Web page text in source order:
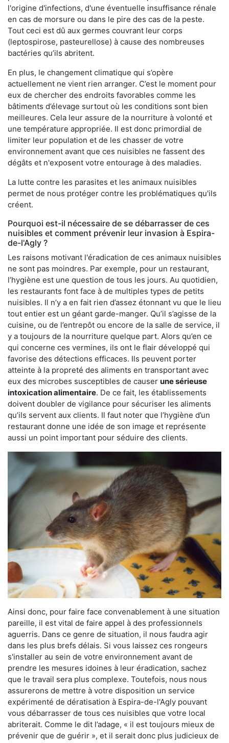
l'origine d'infections, d'une éventuelle insuffisance rénale
en cas de morsure ou dans le pire des cas de la peste.
Tout ceci est dû aux germes couvrant leur corps
(leptospirose, pasteurellose) à cause des nombreuses
bactéries qu’ils abritent.
En plus, le changement climatique qui s’opère
actuellement ne vient rien arranger. C’est le moment pour
eux de chercher des endroits favorables comme les
bâtiments d’élevage surtout où les conditions sont bien
meilleures. Cela leur assure de la nourriture à volonté et
une température appropriée. Il est donc primordial de
limiter leur population et de les chasser de votre
environnement avant que ces nuisibles ne fassent des
dégâts et n'exposent votre entourage à des maladies.
La lutte contre les parasites et les animaux nuisibles
permet de nous protéger contre les problématiques qu'ils
créent.
Pourquoi est-il nécessaire de se débarrasser de ces
nuisibles et comment prévenir leur invasion à Espira-
de-l'Agly ?
Les raisons motivant l'éradication de ces animaux nuisibles
ne sont pas moindres. Par exemple, pour un restaurant,
l’hygiène est une question de tous les jours. Au quotidien,
les restaurants font face à de multiples types de petits
nuisibles. Il n’y a en fait rien d’assez étonnant vu que le lieu
tout entier est un géant garde-manger. Qu’il s’agisse de la
cuisine, ou de l’entrepôt ou encore de la salle de service, il
y a toujours de la nourriture quelque part. Alors qu’en ce
qui concerne ces vermines, ils ont le flair développé qui
favorise des détections efficaces. Ils peuvent porter
atteinte à la propreté des aliments en transportant avec
eux des microbes susceptibles de causer une sérieuse
intoxication alimentaire. De ce fait, les établissements
doivent doubler de vigilance pour sécuriser les aliments
qu’ils servent aux clients. Il faut noter que l’hygiène d’un
restaurant donne une idée de son image et représente
aussi un point important pour séduire des clients.
Ainsi donc, pour faire face convenablement à une situation
pareille, il est vital de faire appel à des professionnels
aguerris. Dans ce genre de situation, il nous faudra agir
dans les plus brefs délais. Si vous laissez ces rongeurs
s'installer au sein de votre environnement avant de
prendre les mesures idoines à leur éradication, sachez
que le travail sera plus complexe. Toutefois, nous nous
assurerons de mettre à votre disposition un service
expérimenté de dératisation à Espira-de-l'Agly pouvant
vous débarrasser de tous ces nuisibles que votre local
abriterait. Comme le dit l’adage, « il est toujours mieux de
prévenir que de guérir », et il serait donc plus judicieux de